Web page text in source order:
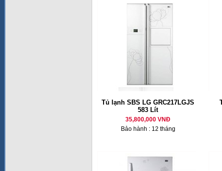
Tủ lạnh SBS LG GRC217LGJS
583 Lít
35,800,000 VNĐ
Bảo hành : 12 tháng